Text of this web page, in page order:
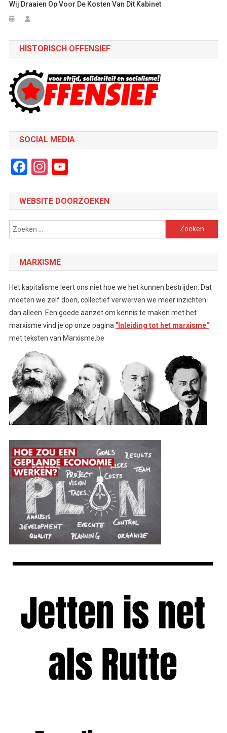
Wij Draaien Op Voor De Kosten Van Dit Kabinet
HISTORISCH OFFENSIEF
SOCIAL MEDIA
Facebook
Instagram
YouTube
WEBSITE DOORZOEKEN
Zoeken
naar:
MARXISME
Het kapitalisme leert ons niet hoe we het kunnen bestrijden. Dat
moeten we zelf doen, collectief verwerven we meer inzichten
dan alleen. Een goede aanzet om kennis te maken met het
marxisme vind je op onze pagina "Inleiding tot het marxisme"
met teksten van Marxisme.be